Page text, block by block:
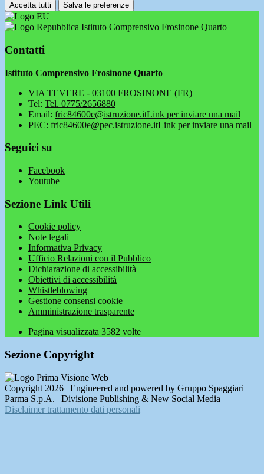
Accetta tutti Salva le preferenze
Istituto Comprensivo Frosinone Quarto
Contatti
Istituto Comprensivo Frosinone Quarto
VIA TEVERE - 03100 FROSINONE (FR)
Tel: Tel. 0775/2656880
Email: fric84600e@istruzione.itLink per inviare una mail
PEC: fric84600e@pec.istruzione.itLink per inviare una mail
Seguici su
Facebook
Youtube
Sezione Link Utili
Cookie policy
Note legali
Informativa Privacy
Ufficio Relazioni con il Pubblico
Dichiarazione di accessibilità
Obiettivi di accessibilità
Whistleblowing
Gestione consensi cookie
Amministrazione trasparente
Pagina visualizzata 3582 volte
Sezione Copyright
Copyright 2026 | Engineered and powered by Gruppo Spaggiari
Parma S.p.A. | Divisione Publishing & New Social Media
Disclaimer trattamento dati personali